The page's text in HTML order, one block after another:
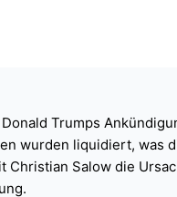
Trumps
wurden liquidiert, was
Salow die